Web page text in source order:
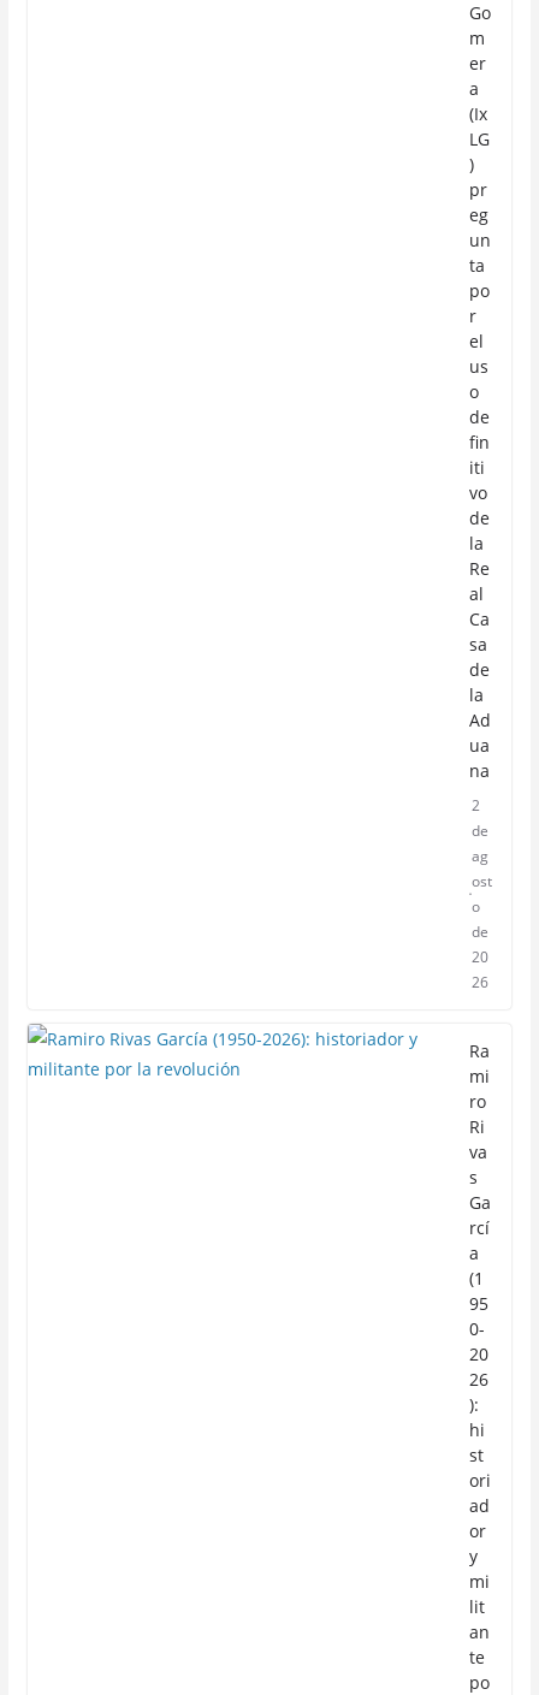
Go
m
er
a
(Ix
LG
)
pr
eg
un
ta
po
r
el
us
o
de
fin
iti
vo
de
la
Re
al
Ca
sa
de
la
Ad
ua
na
2
de
ag
ost
o
de
20
26
Ra
mi
ro
Ri
va
s
Ga
rcí
a
(1
95
0-
20
26
):
hi
st
ori
ad
or
y
mi
lit
an
te
po